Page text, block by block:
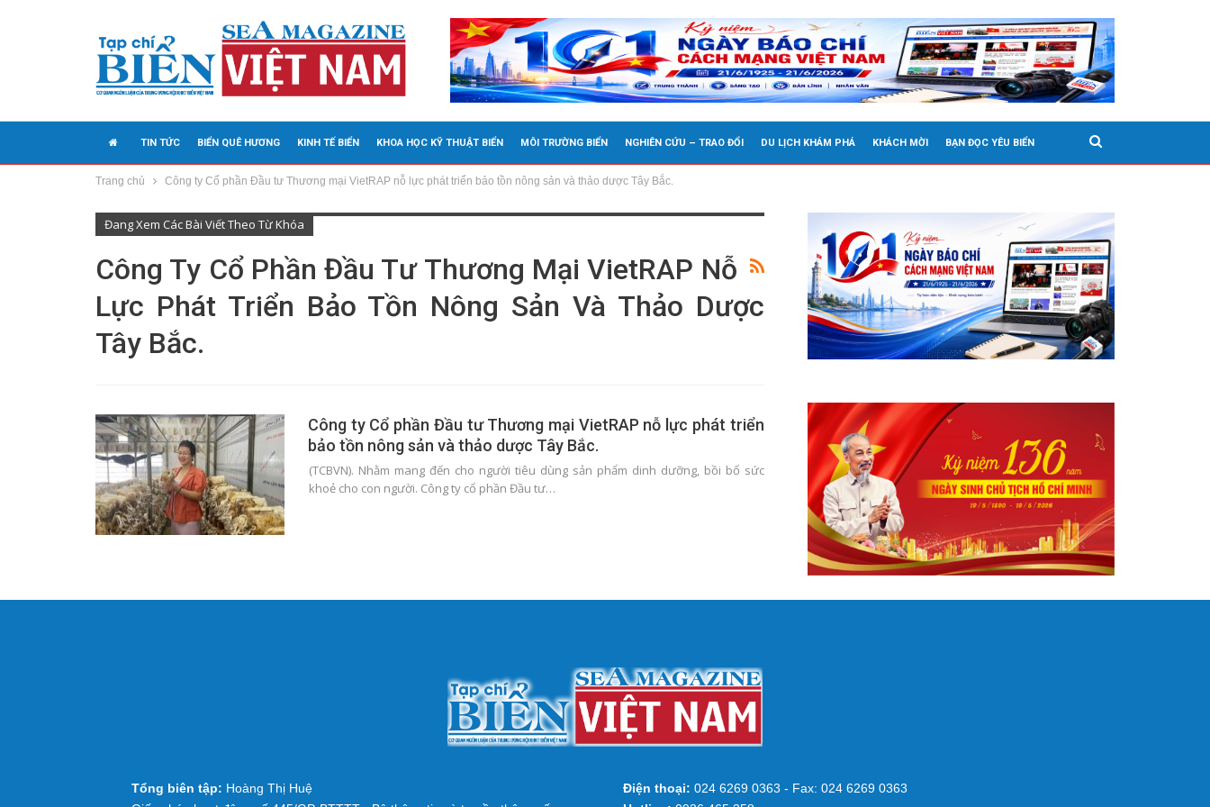
TIN TỨC BIỂN QUÊ HƯƠNG KINH TẾ BIỂN KHOA HỌC KỸ THUẬT BIỂN MÔI TRƯỜNG BIỂN NGHIÊN CỨU – TRAO ĐỔI DU LỊCH KHÁM PHÁ KHÁCH MỜI BẠN ĐỌC YÊU BIỂN
MEDIA
Trang chủ Công ty Cổ phần Đầu tư Thương mại VietRAP nỗ lực phát triển bảo tồn nông sản và thảo dược Tây Bắc.
Đang Xem Các Bài Viết Theo Từ Khóa
Công Ty Cổ Phần Đầu Tư Thương Mại VietRAP Nỗ
Lực Phát Triển Bảo Tồn Nông Sản Và Thảo Dược
Tây Bắc.
Công ty Cổ phần Đầu tư Thương mại VietRAP nỗ lực phát triển
bảo tồn nông sản và thảo dược Tây Bắc.
(TCBVN). Nhằm mang đến cho người tiêu dùng sản phẩm dinh dưỡng, bồi bổ sức
khoẻ cho con người. Công ty cổ phần Đầu tư…
Tổng biên tập: Hoàng Thị Huệ
Điện thoại: 024 6269 0363 - Fax: 024 6269 0363